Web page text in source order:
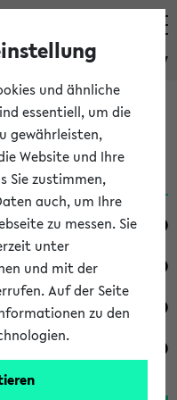
eKVV
und ähnliche
essentiell, um die
gewährleisten,
Website und Ihre
Sie zustimmen,
auch, um Ihre
zu messen. Sie
unter
und mit der
Auf der Seite
zu den